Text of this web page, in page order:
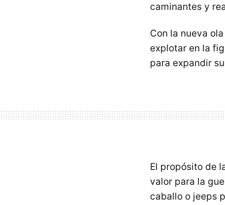
caminantes y
Con la nueva
explotar en la
para expandir
El propósito de
valor para la
caballo o jeeps